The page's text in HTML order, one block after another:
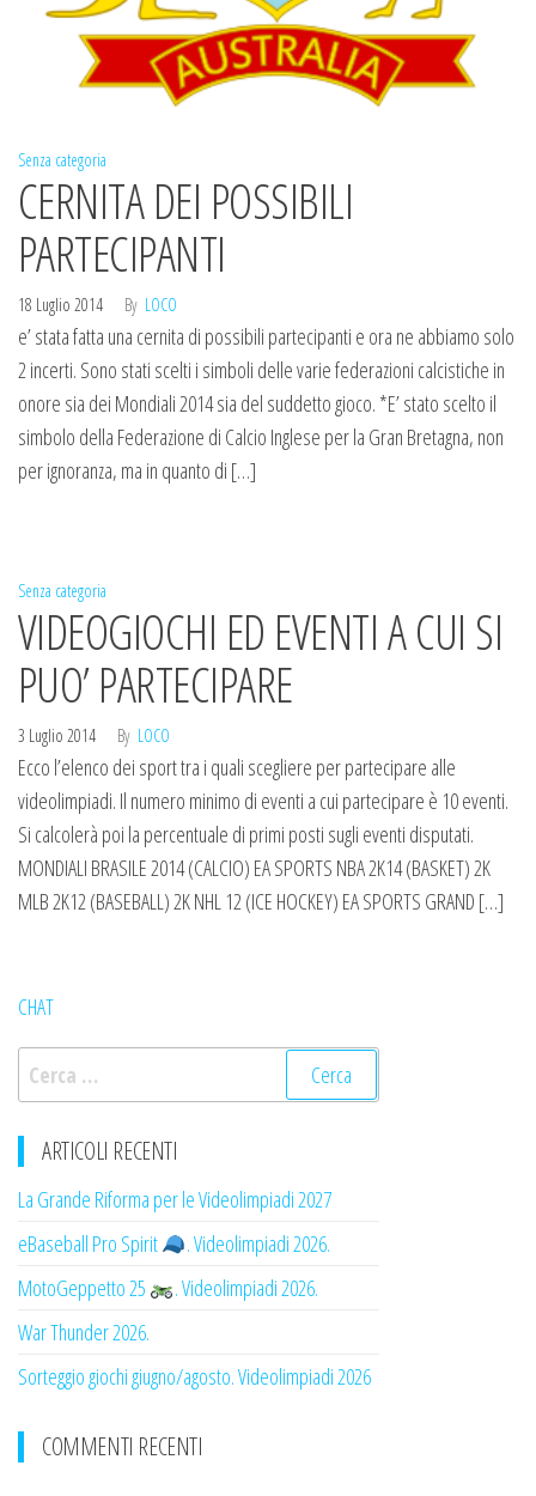
Senza categoria
CERNITA DEI POSSIBILI
PARTECIPANTI
18 Luglio 2014 By LOCO
e’ stata fatta una cernita di possibili partecipanti e ora ne abbiamo solo
2 incerti. Sono stati scelti i simboli delle varie federazioni calcistiche in
onore sia dei Mondiali 2014 sia del suddetto gioco. *E’ stato scelto il
simbolo della Federazione di Calcio Inglese per la Gran Bretagna, non
per ignoranza, ma in quanto di […]
Senza categoria
VIDEOGIOCHI ED EVENTI A CUI SI
PUO’ PARTECIPARE
3 Luglio 2014 By LOCO
Ecco l’elenco dei sport tra i quali scegliere per partecipare alle
videolimpiadi. Il numero minimo di eventi a cui partecipare è 10 eventi.
Si calcolerà poi la percentuale di primi posti sugli eventi disputati.
MONDIALI BRASILE 2014 (CALCIO) EA SPORTS NBA 2K14 (BASKET) 2K
MLB 2K12 (BASEBALL) 2K NHL 12 (ICE HOCKEY) EA SPORTS GRAND […]
CHAT
Ricerca
per:
ARTICOLI RECENTI
La Grande Riforma per le Videolimpiadi 2027
eBaseball Pro Spirit
. Videolimpiadi 2026.
MotoGeppetto 25
. Videolimpiadi 2026.
War Thunder 2026.
Sorteggio giochi giugno/agosto. Videolimpiadi 2026
COMMENTI RECENTI